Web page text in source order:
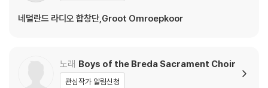
네덜란드 라디오 합창단,Groot Omroepkoor
노래 Boys of the Breda Sacrament Choir
관심작가 알림신청